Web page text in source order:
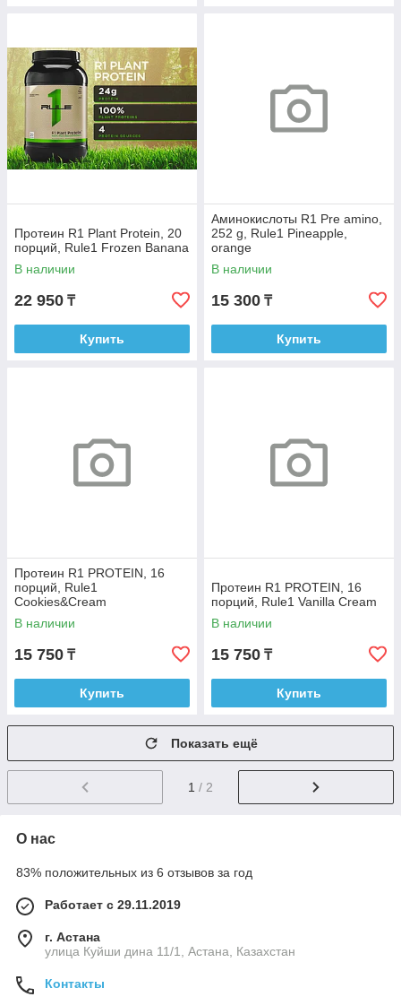
Протеин R1 Plant Protein, 20
порций, Rule1 Frozen Banana
В наличии
22 950 ₸
Купить
Аминокислоты R1 Pre amino,
252 g, Rule1 Pineapple,
orange
В наличии
15 300 ₸
Купить
Протеин R1 PROTEIN, 16
порций, Rule1
Cookies&Cream
В наличии
15 750 ₸
Купить
Протеин R1 PROTEIN, 16
порций, Rule1 Vanilla Cream
В наличии
15 750 ₸
Купить
Показать ещё
1 / 2
О нас
83% положительных из 6 отзывов за год
Работает с 29.11.2019
г. Астана
улица Куйши дина 11/1, Астана, Казахстан
Контакты